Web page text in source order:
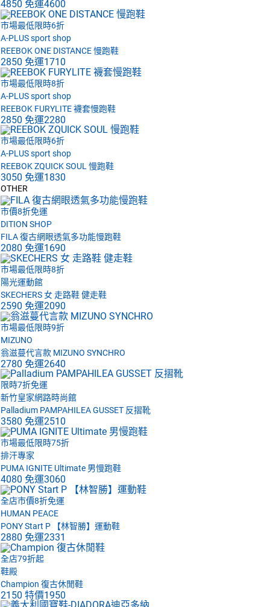
4850 免運4600
市場最低限時6折
A-PLUS sport shop
REEBOK ONE DISTANCE 慢跑鞋
2850 免運1710
市場最低限時8折
A-PLUS sport shop
REEBOK FURYLITE 襪套慢跑鞋
2850 免運2280
市場最低限時6折
A-PLUS sport shop
REEBOK ZQUICK SOUL 慢跑鞋
3050 免運1830
OTHER
市價8折免運
DITION SHOP
FILA 復古網眼透氣多功能慢跑鞋
2080 免運1690
市場最低限時8折
陽光運動館
SKECHERS 女 走路鞋 健走鞋
2590 免運2090
市場最低限時9折
MIZUNO
翁滋蔓代言款 MIZUNO SYNCHRO
2780 免運2640
限時7折免運
新竹皇家網路時尚館
Palladium PAMPAHILEA GUSSET 反摺靴
3580 免運2510
市場最低限時75折
排汗專家
PUMA IGNITE Ultimate 男慢跑鞋
4080 免運3060
全店市價8折免運
HUMAN PEACE
PONY Start P 【林智勝】運動鞋
2880 免運2331
全店79折起
鞋殿
Champion 復古休閒鞋
2150 特價1950